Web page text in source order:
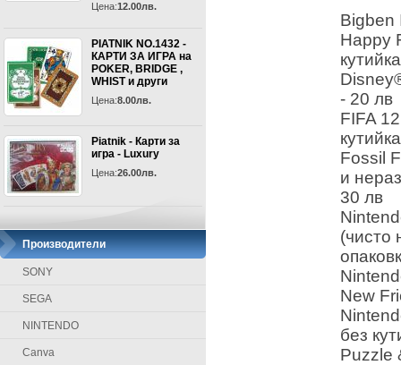
Цена:12.00лв.
PIATNIK NO.1432 -
КАРТИ ЗА ИГРА на
POKER, BRIDGE ,
WHIST и други
Цена:8.00лв.
Piatnik - Карти за
игра - Luxury
Цена:26.00лв.
Производители
SONY
SEGA
NINTENDO
Canva
Bigben
Happy
- 20 лв
FIFA
Fossil
и
30 лв
(чисто
New
без
Puzzle